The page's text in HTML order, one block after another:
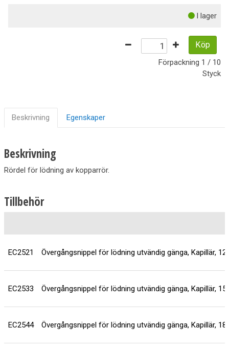
I lager
Köp
Förpackning 1 / 10
Styck
Beskrivning Egenskaper
Beskrivning
Rördel för lödning av kopparrör.
Tillbehör
EC2521 Övergångsnippel för lödning utvändig gänga, Kapillär,
EC2533 Övergångsnippel för lödning utvändig gänga, Kapillär,
EC2544 Övergångsnippel för lödning utvändig gänga, Kapillär,